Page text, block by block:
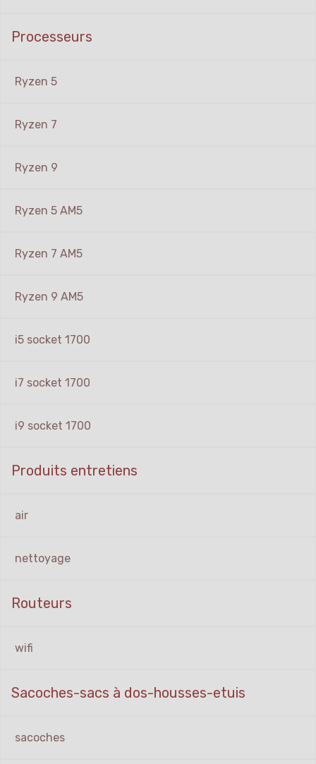
Processeurs
Ryzen 5
Ryzen 7
Ryzen 9
Ryzen 5 AM5
Ryzen 7 AM5
Ryzen 9 AM5
i5 socket 1700
i7 socket 1700
i9 socket 1700
Produits entretiens
air
nettoyage
Routeurs
wifi
Sacoches-sacs à dos-housses-etuis
sacoches